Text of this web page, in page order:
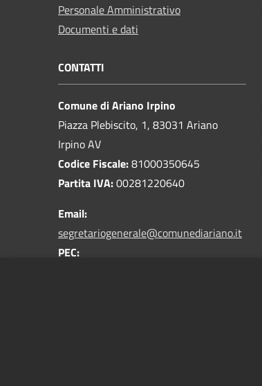
Personale Amministrativo
Documenti e dati
CONTATTI
Comune di Ariano Irpino
Piazza Plebiscito, 1, 83031 Ariano
Irpino AV
Codice Fiscale:81000350645
Partita IVA:00281220640
Email:
segretariogenerale@comunediariano.it
PEC: